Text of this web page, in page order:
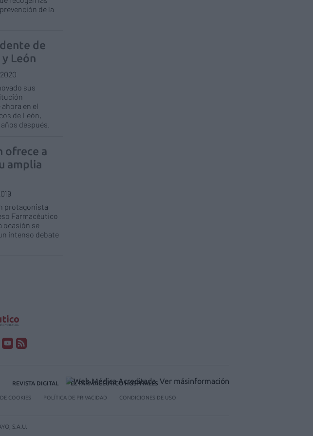
de la
de
León
sus
en el
de León,
después.
ofrece a
amplia
protagonista
Farmacéutico
ocasión se
intenso debate
REVISTA DIGITAL EL FARMACÉUTICO HOSPITALES
COOKIES POLÍTICA DE PRIVACIDAD CONDICIONES DE USO
S.A.U.